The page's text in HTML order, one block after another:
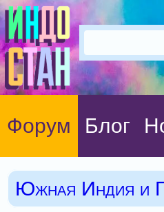
Форум Блог
Южная Индия и